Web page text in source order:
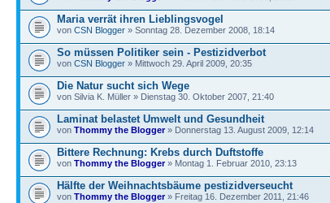
Maria verrät ihren Lieblingsvogel
von CSN Blogger » Sonntag 28. Dezember 2008, 18:14
So müssen Politiker sein - Pestizidverbot
von CSN Blogger » Mittwoch 29. April 2009, 20:35
Die Natur sucht sich Wege
von Silvia K. Müller » Dienstag 30. Oktober 2007, 21:40
Laminat belastet Umwelt und Gesundheit
von Thommy the Blogger» Donnerstag 13. August 2009, 12:14
Bittere Rechnung: Krebs durch Duftstoffe
von Thommy the Blogger» Montag 1. Februar 2010, 23:13
Hälfte der Weihnachtsbäume pestizidverseucht
von Thommy the Blogger» Freitag 16. Dezember 2011, 21:46